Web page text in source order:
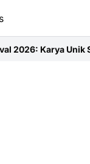
SMK Negeri 2